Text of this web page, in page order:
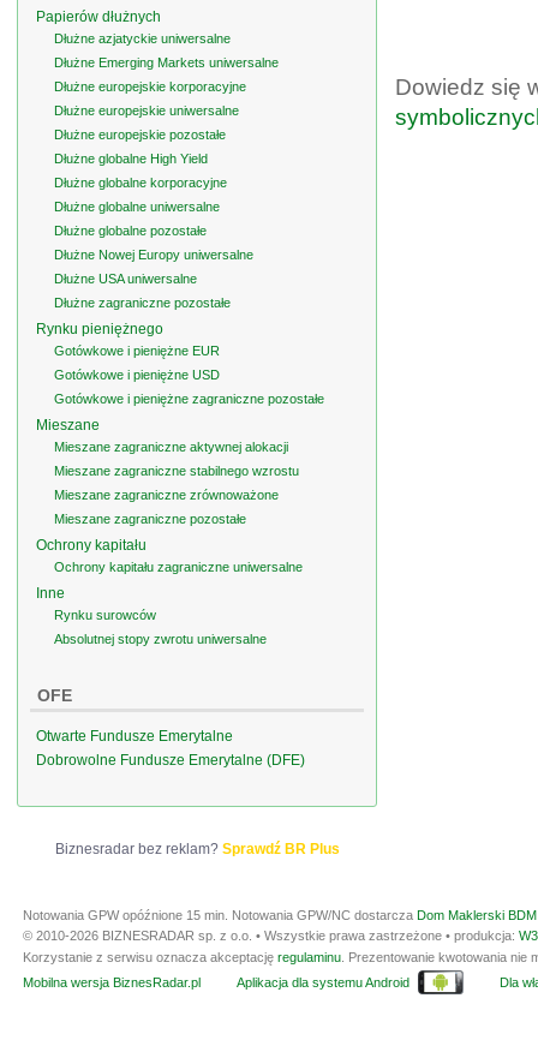
Dowiedz się
Papierów dłużnych
Dłużne azjatyckie uniwersalne
Dłużne Emerging Markets uniwersalne
Dłużne europejskie korporacyjne
Dłużne europejskie uniwersalne
Dłużne europejskie pozostałe
Dłużne globalne High Yield
Dłużne globalne korporacyjne
Dłużne globalne uniwersalne
Dłużne globalne pozostałe
Dłużne Nowej Europy uniwersalne
Dłużne USA uniwersalne
Dłużne zagraniczne pozostałe
Rynku pieniężnego
Gotówkowe i pieniężne EUR
Gotówkowe i pieniężne USD
Gotówkowe i pieniężne zagraniczne pozostałe
Mieszane
Mieszane zagraniczne aktywnej alokacji
Mieszane zagraniczne stabilnego wzrostu
Mieszane zagraniczne zrównoważone
Mieszane zagraniczne pozostałe
Ochrony kapitału
Ochrony kapitału zagraniczne uniwersalne
Inne
Rynku surowców
Absolutnej stopy zwrotu uniwersalne
OFE
Otwarte Fundusze Emerytalne
Dobrowolne Fundusze Emerytalne (DFE)
Biznesradar bez reklam? Sprawdź BR Plus
Notowania GPW opóźnione 15 min. Notowania GPW/NC dostarcza Dom Maklerski
© 2010-2026 BIZNESRADAR sp. z o.o. • Wszystkie prawa zastrzeżone • produkcja:
Korzystanie z serwisu oznacza akceptację regulaminu . Prezentowanie kwotowania
Mobilna wersja BiznesRadar.pl
Aplikacja dla systemu Android Dla